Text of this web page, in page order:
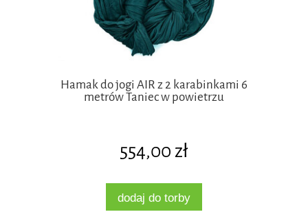
Hamak do jogi AIR z 2 karabinkami 6
metrów Taniec w powietrzu
554,00 zł
dodaj do torby